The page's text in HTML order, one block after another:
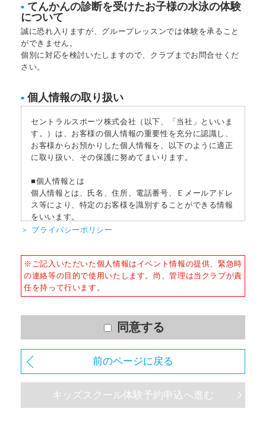
■ てんかんの診断を受けたお子様の水泳の体験
について
誠に恐れ入りますが、グループレッスンでは体験を承ること
ができません。
個別に対応を検討いたしますので、クラブまでお問合せくだ
さい。
■ 個人情報の取り扱い
セントラルスポーツ株式会社（以下、「当社」といいま
す。）は、お客様の個人情報の重要性を充分に認識し、
お客様からお預かりした個人情報を、以下のように適正
に取り扱い、その保護に努めてまいります。
■個人情報とは
個人情報とは、氏名、住所、電話番号、Ｅメールアドレ
ス等により、特定のお客様を識別することができる情報
をいいます。
かつ適正な方法によりお客様の個人情報を収集いたしま
す。
させて頂きます。また、違法または不当な行為を助長
し、または誘発するおそれがある方法による個人情報の
利用を行いません。
2) ご利用上の諸連絡や利用状況の確認のため
3) 運動プログラム（カウンセリングを含む）等、新商
品・サービスの立案・開発・実施のため
＞ プライバシーポリシー
※ご記入いただいた個人情報はイベント情報の提供、緊急時
の連絡等の目的で使用いたします。尚、管理は当クラブが責
任を持って行います。
同意する
前のページに戻る
キッズスクール体験予約申込へ進む